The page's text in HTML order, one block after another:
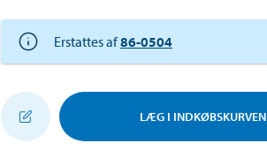
Erstattes af86-0504
LÆG I INDKØBSKURVEN